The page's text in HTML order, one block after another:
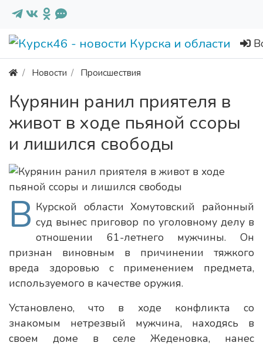
Новости Происшествия
Курянин ранил приятеля в
живот в ходе пьяной ссоры
и лишился свободы
В Курской области Хомутовский районный
суд вынес приговор по уголовному делу в
отношении 61-летнего мужчины. Он
признан виновным в причинении тяжкого
вреда здоровью с применением предмета,
используемого в качестве оружия.
Установлено, что в ходе конфликта со
знакомым нетрезвый мужчина, находясь в
своем доме в селе Жеденовка, нанес